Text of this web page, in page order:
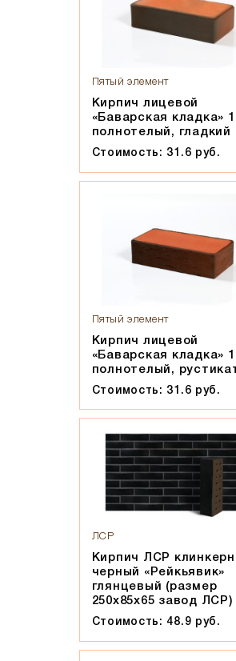
Пятый элемент
Кирпич лицевой
«Баварская кладка»
полнотелый, гладкий
Стоимость: 31.6 руб.
Пятый элемент
Кирпич лицевой
«Баварская кладка»
полнотелый,
Стоимость: 31.6 руб.
ЛСР
Кирпич ЛСР
черный «Рейкьявик»
глянцевый (размер
250x85x65 завод ЛСР)
Стоимость: 48.9 руб.